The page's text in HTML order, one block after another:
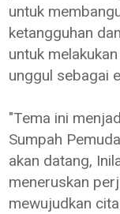
untuk
ketangguhan
untuk
unggul sebagai
"Tema ini
Sumpah
akan datang,
meneruskan
mewujudkan